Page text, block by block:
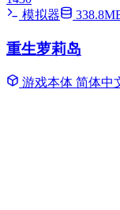
模拟器
重生萝莉岛
游戏本体 简体中